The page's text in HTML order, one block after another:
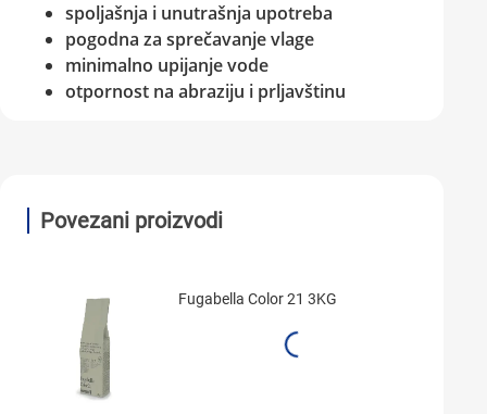
spoljašnja i unutrašnja upotreba
pogodna za sprečavanje vlage
minimalno upijanje vode
otpornost na abraziju i prljavštinu
Povezani proizvodi
Fugabella Color 21 3KG